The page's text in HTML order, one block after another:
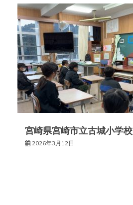
宮崎県宮崎市立古城小学校
2026年3月12日